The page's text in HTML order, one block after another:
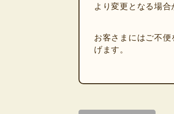
より変更となる場
お客さまにはご不
げます。